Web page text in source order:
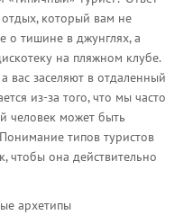
отдых, который вам не
о тишине в джунглях, а
на пляжном клубе.
вас заселяют в отдаленный
из-за того, что мы часто
человек может быть
типов туристов
чтобы она действительно
архетипы